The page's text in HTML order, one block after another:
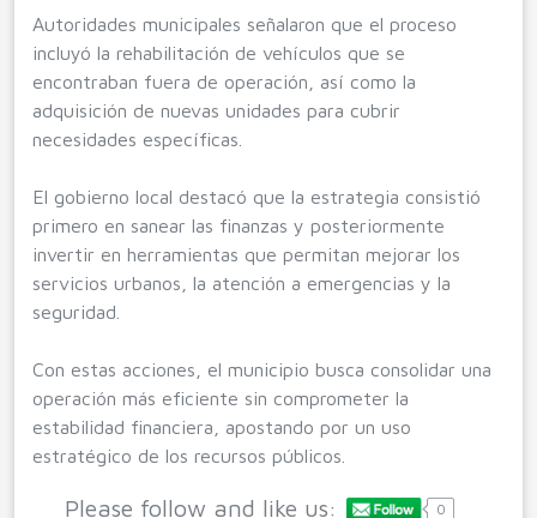
Autoridades municipales señalaron que el proceso
incluyó la rehabilitación de vehículos que se
encontraban fuera de operación, así como la
adquisición de nuevas unidades para cubrir
necesidades específicas.
El gobierno local destacó que la estrategia consistió
primero en sanear las finanzas y posteriormente
invertir en herramientas que permitan mejorar los
servicios urbanos, la atención a emergencias y la
seguridad.
Con estas acciones, el municipio busca consolidar una
operación más eficiente sin comprometer la
estabilidad financiera, apostando por un uso
estratégico de los recursos públicos.
Please follow and like us: 0